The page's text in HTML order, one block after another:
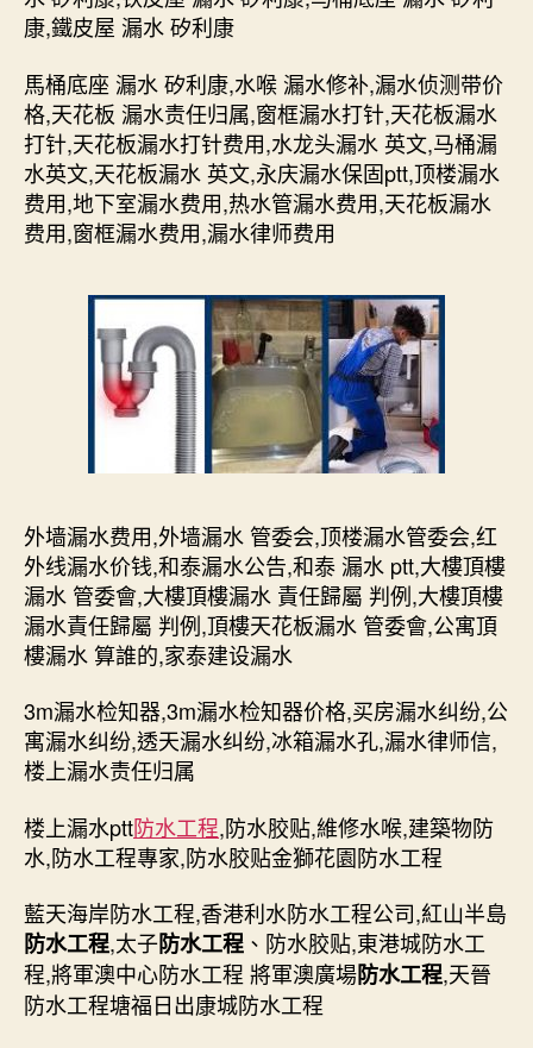
康,鐵皮屋 漏水 矽利康
馬桶底座 漏水 矽利康,水喉 漏水修补,漏水侦测带价
格,天花板 漏水责任归属,窗框漏水打针,天花板漏水
打针,天花板漏水打针费用,水龙头漏水 英文,马桶漏
水英文,天花板漏水 英文,永庆漏水保固ptt,顶楼漏水
费用,地下室漏水费用,热水管漏水费用,天花板漏水
费用,窗框漏水费用,漏水律师费用
外墙漏水费用,外墙漏水 管委会,顶楼漏水管委会,红
外线漏水价钱,和泰漏水公告,和泰 漏水 ptt,大樓頂樓
漏水 管委會,大樓頂樓漏水 責任歸屬 判例,大樓頂樓
漏水責任歸屬 判例,頂樓天花板漏水 管委會,公寓頂
樓漏水 算誰的,家泰建设漏水
3m漏水检知器,3m漏水检知器价格,买房漏水纠纷,公
寓漏水纠纷,透天漏水纠纷,冰箱漏水孔,漏水律师信,
楼上漏水责任归属
楼上漏水ptt防水工程,防水胶贴,維修水喉,建築物防
水,防水工程專家,防水胶贴金獅花園防水工程
藍天海岸防水工程,香港利水防水工程公司,紅山半島
防水工程,太子防水工程 、防水胶贴,東港城防水工
程,將軍澳中心防水工程 將軍澳廣場防水工程,天晉
防水工程塘福日出康城防水工程